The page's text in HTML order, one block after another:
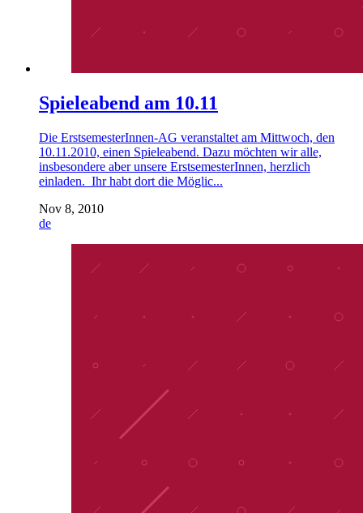
Spieleabend am 10.11
Die ErstsemesterInnen-AG veranstaltet am Mittwoch, den
10.11.2010, einen Spieleabend. Dazu möchten wir alle,
insbesondere aber unsere ErstsemesterInnen, herzlich
einladen. Ihr habt dort die Möglic...
Nov 8, 2010
de